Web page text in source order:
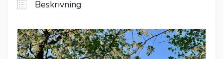
Beskrivning